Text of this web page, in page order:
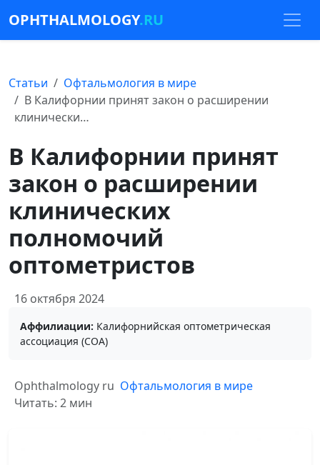
OPHTHALMOLOGY.RU
Статьи
Офтальмология в мире
В Калифорнии принят закон о расширении
клинически…
В Калифорнии принят
закон о расширении
клинических
полномочий
оптометристов
16 октября 2024
Аффилиации: Калифорнийская оптометрическая
ассоциация (COA)
Ophthalmology ru Офтальмология в мире
Читать: 2 мин